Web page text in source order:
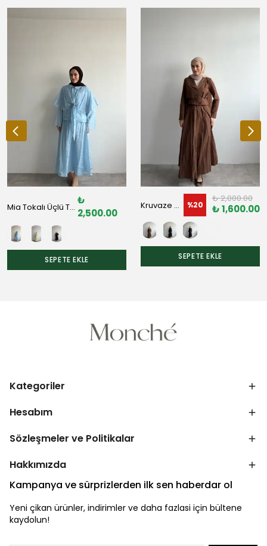
Mia Tokalı Üçlü Takım
₺
2,500.00
SEPETE EKLE
Kruvaze Paraşüt Takım %20
₺ 2,000.00
₺ 1,600.00
SEPETE EKLE
Kategoriler
Hesabım
Sözleşmeler ve Politikalar
Hakkımızda
Kampanya ve sürprizlerden ilk sen haberdar ol
Yeni çikan ürünler, indirimler ve daha fazlasi için bültene
kaydolun!